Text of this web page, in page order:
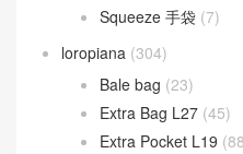
Cubi 斜挎包(20)
Flamenco 手袋
Gate 手袋(8)
Goya 手袋 (14)
Hammock 手袋(4)